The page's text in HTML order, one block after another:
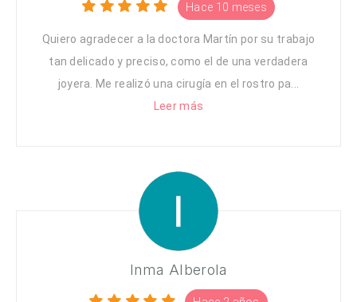
Hace 10 meses
Quiero agradecer a la doctora Martín por su trabajo
tan delicado y preciso, como el de una verdadera
joyera. Me realizó una cirugía en el rostro pa...
Leer más
Inma Alberola